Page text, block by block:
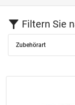
Filtern Sie
Zubehörart